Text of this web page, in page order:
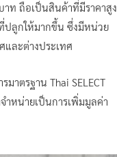
าท ถือเป็นสินค้าที่มีราคาสูง
ปลูกให้มากขึ้น ซึ่งมีหน่วย
ละต่างประเทศ
าตรฐาน Thai SELECT
หน่ายเป็นการเพิ่มมูลค่า